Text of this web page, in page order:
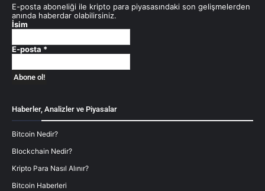
E-posta aboneliği ile kripto para piyasasındaki son gelişmelerden
anında haberdar olabilirsiniz.
İsim
E-posta *
Haberler, Analizler ve Piyasalar
Bitcoin Nedir?
Blockchain Nedir?
Kripto Para Nasıl Alınır?
Bitcoin Haberleri